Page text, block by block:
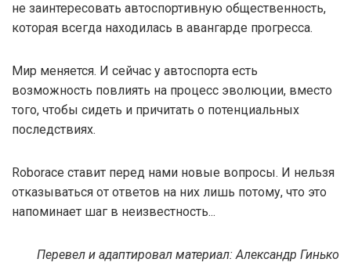
не заинтересовать автоспортивную общественность,
которая всегда находилась в авангарде прогресса.
Мир меняется. И сейчас у автоспорта есть
возможность повлиять на процесс эволюции, вместо
того, чтобы сидеть и причитать о потенциальных
последствиях.
Roborace ставит перед нами новые вопросы. И нельзя
отказываться от ответов на них лишь потому, что это
напоминает шаг в неизвестность...
Перевел и адаптировал материал: Александр Гинько